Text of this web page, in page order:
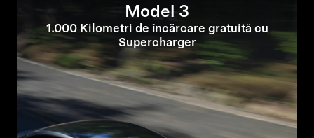
Model 3
1.000 Kilometri de încărcare gratuită cu
Supercharger